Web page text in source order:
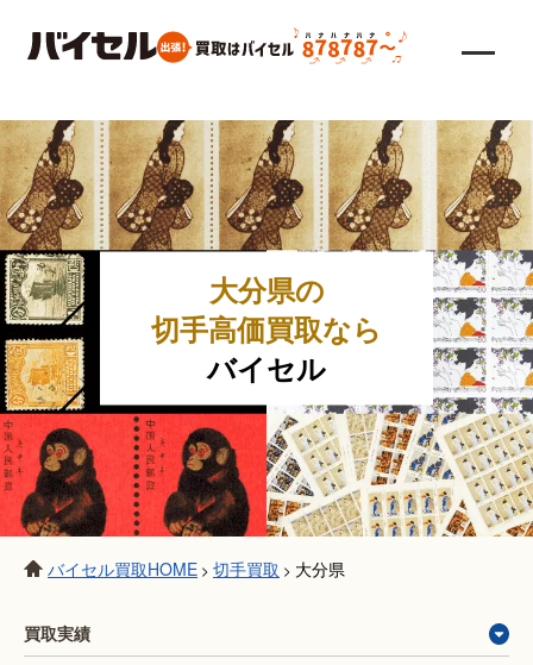
大分県の
切手高価買取なら
バイセル
バイセル買取HOME > 切手買取 > 大分県
買取実績